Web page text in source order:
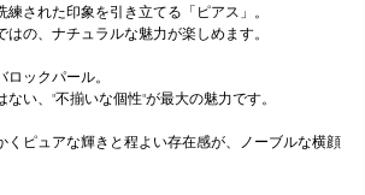
された印象を引き立てる「ピアス」。
の、ナチュラルな魅力が楽しめます。
ックパール。
い、"不揃いな個性"が最大の魅力です。
くピュアな輝きと程よい存在感が、ノーブルな横顔